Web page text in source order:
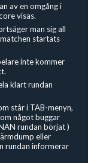
av en omgång i
visas.
man sig all
startats
inte kommer
klart rundan
står i TAB-menyn,
något buggar
rundan börjat )
eller
rundan informerar